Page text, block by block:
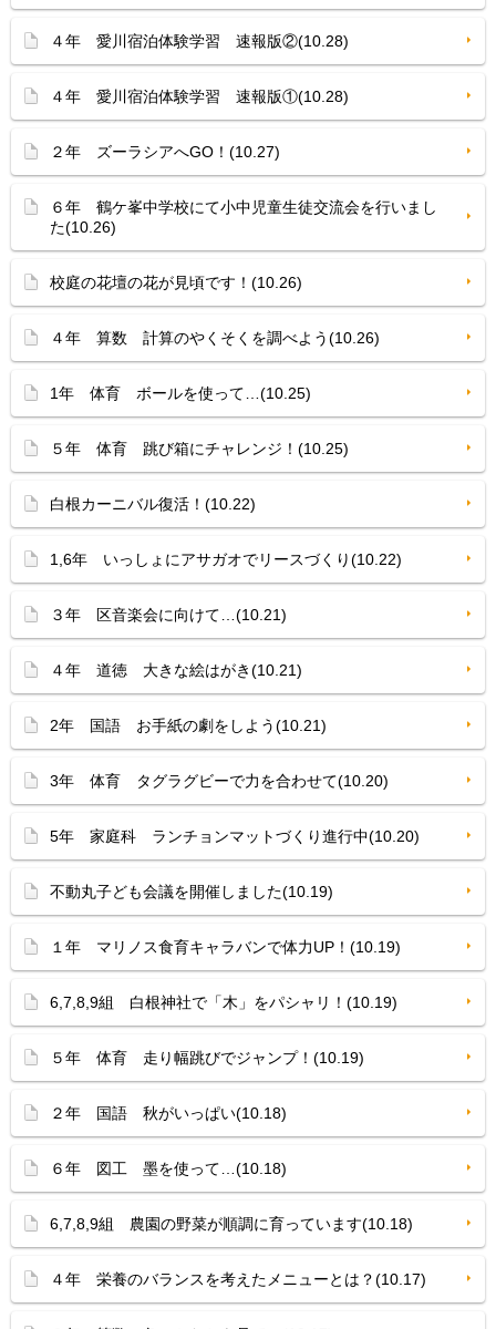
４年 愛川宿泊体験学習 速報版②(10.28)
４年 愛川宿泊体験学習 速報版①(10.28)
２年 ズーラシアへGO！(10.27)
６年 鶴ケ峯中学校にて小中児童生徒交流会を行いまし
た(10.26)
校庭の花壇の花が見頃です！(10.26)
４年 算数 計算のやくそくを調べよう(10.26)
1年 体育 ボールを使って…(10.25)
５年 体育 跳び箱にチャレンジ！(10.25)
白根カーニバル復活！(10.22)
1,6年 いっしょにアサガオでリースづくり(10.22)
３年 区音楽会に向けて…(10.21)
４年 道徳 大きな絵はがき(10.21)
2年 国語 お手紙の劇をしよう(10.21)
3年 体育 タグラグビーで力を合わせて(10.20)
5年 家庭科 ランチョンマットづくり進行中(10.20)
不動丸子ども会議を開催しました(10.19)
１年 マリノス食育キャラバンで体力UP！(10.19)
6,7,8,9組 白根神社で「木」をパシャリ！(10.19)
５年 体育 走り幅跳びでジャンプ！(10.19)
２年 国語 秋がいっぱい(10.18)
６年 図工 墨を使って…(10.18)
6,7,8,9組 農園の野菜が順調に育っています(10.18)
４年 栄養のバランスを考えたメニューとは？(10.17)